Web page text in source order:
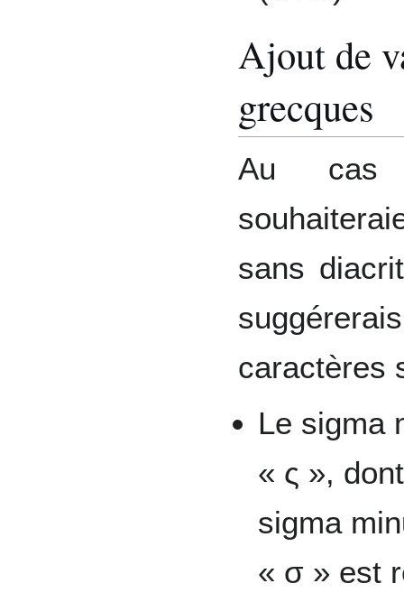
Ajout de
grecques
Au cas
sans
caractères
Le sigma
« ς »,
sigma
« σ » est